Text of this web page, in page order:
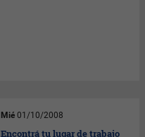
Mié 01/10/2008
Encontrá tu lugar de trabajo